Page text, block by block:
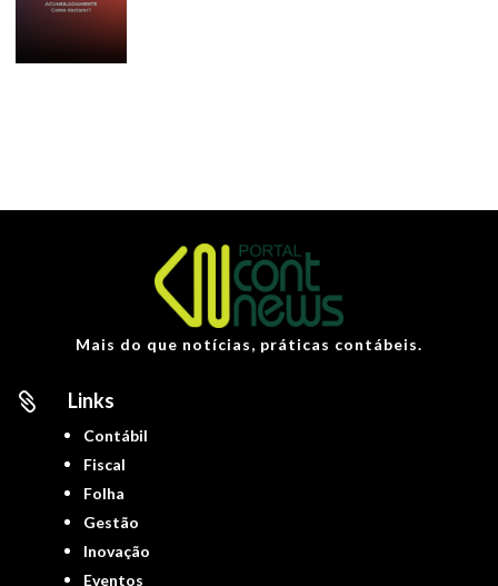
Mais do que notícias, práticas contábeis.
 Links
Contábil
Fiscal
Folha
Gestão
Inovação
Eventos